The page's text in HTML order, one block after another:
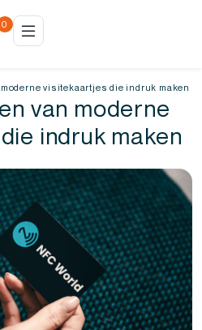
0
visitekaartjes die indruk maken
van moderne
indruk maken